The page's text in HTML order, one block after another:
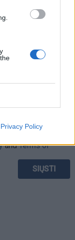
Privacy Policy
by
andTerms of